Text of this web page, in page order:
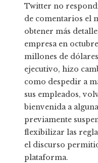
Twitter no
de comentarios el
obtener más
empresa en
millones de
ejecutivo, hizo
como despedir a
sus empleados,
bienvenida a
previamente
flexibilizar las
el discurso
plataforma.